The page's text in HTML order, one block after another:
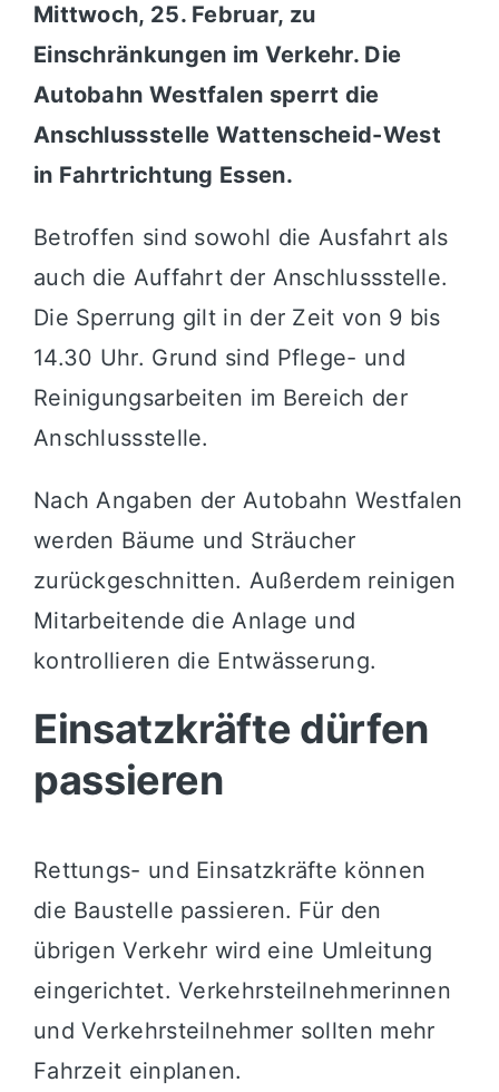
Mittwoch, 25. Februar, zu
Einschränkungen im Verkehr. Die
Autobahn Westfalen sperrt die
Anschlussstelle Wattenscheid-West
in Fahrtrichtung Essen.
Betroffen sind sowohl die Ausfahrt als
auch die Auffahrt der Anschlussstelle.
Die Sperrung gilt in der Zeit von 9 bis
14.30 Uhr. Grund sind Pflege- und
Reinigungsarbeiten im Bereich der
Anschlussstelle.
Nach Angaben der Autobahn Westfalen
werden Bäume und Sträucher
zurückgeschnitten. Außerdem reinigen
Mitarbeitende die Anlage und
kontrollieren die Entwässerung.
Einsatzkräfte dürfen
passieren
Rettungs- und Einsatzkräfte können
die Baustelle passieren. Für den
übrigen Verkehr wird eine Umleitung
eingerichtet. Verkehrsteilnehmerinnen
und Verkehrsteilnehmer sollten mehr
Fahrzeit einplanen.